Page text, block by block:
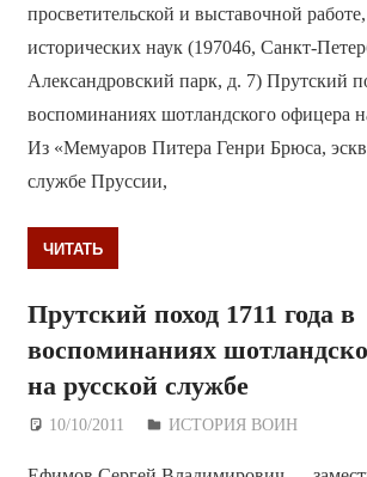
просветительской и выставочной
исторических наук (197046, Санкт-
Александровский парк, д. 7) Прутский
воспоминаниях шотландского офицера
Из «Мемуаров Питера Генри Брюса,
службе Пруссии,
ЧИТАТЬ
Прутский поход 1711 года в
воспоминаниях
на русской службе
10/10/2011 Дежурный по Редакции
ИСТОРИЯ ВОИН